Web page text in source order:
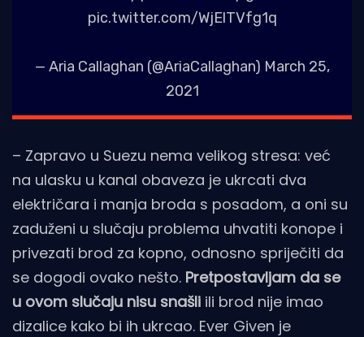
pic.twitter.com/WjElTVfg1q
— Aria Callaghan (@AriaCallaghan) March 25,
2021
– Zapravo u Suezu nema velikog stresa: već
na ulasku u kanal obaveza je ukrcati dva
električara i manja broda s posadom, a oni su
zaduženi u slučaju problema uhvatiti konope i
privezati brod za kopno, odnosno spriječiti da
se dogodi ovako nešto. Pretpostavljam da se
u ovom slučaju nisu snašli ili brod nije imao
dizalice kako bi ih ukrcao. Ever Given je